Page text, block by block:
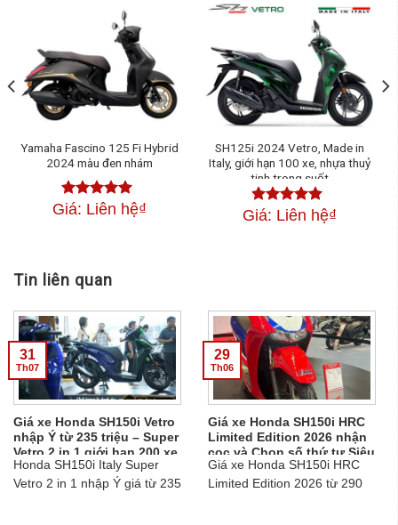
Yamaha Fascino 125 Fi Hybrid
2024 màu đen nhám
Được xếp
Giá: Liên hệ₫
SH125i 2024 Vetro, Made in
Italy, giới hạn 100 xe, nhựa thuỷ
tinh trong suốt
Được xếp
5
Giá: Liên hệ₫
Tin liên quan
Giá xe Honda SH150i Vetro
nhập Ý từ 235 triệu – Super
Vetro 2 in 1 giới hạn 200 xe
Honda SH150i Italy Super
Vetro 2 in 1 nhập Ý giá từ 235
31
Th07
Giá xe Honda SH150i HRC
Limited Edition 2026 nhận
cọc và Chọn số thứ tự Siêu
Đẹp Siêu VIP
Giá xe Honda SH150i HRC
Limited Edition 2026 từ 290
29
Th06